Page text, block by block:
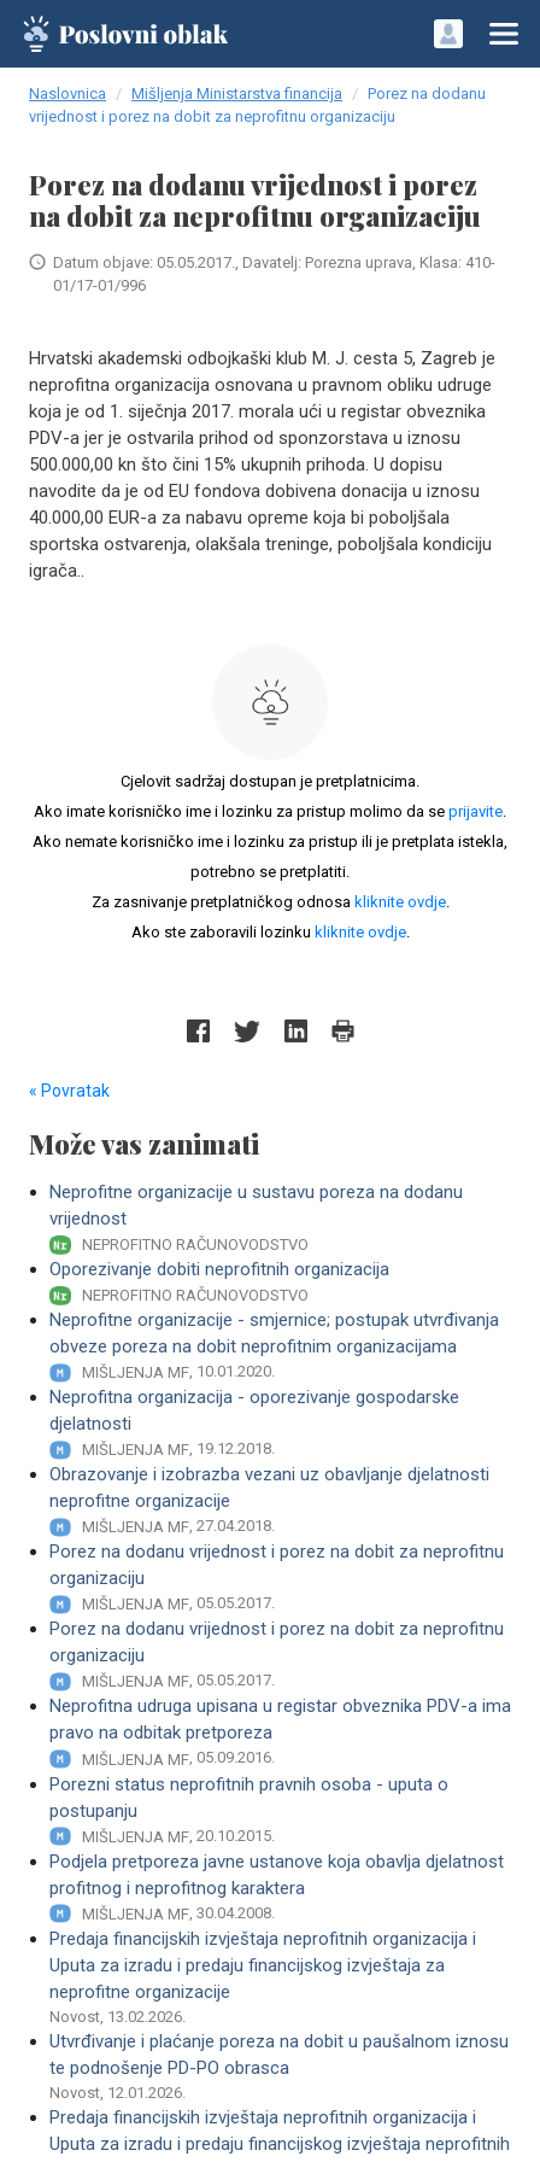
Naslovnica Mišljenja Ministarstva financija
Porez na dodanu
vrijednost i porez na dobit za neprofitnu organizaciju
Porez na dodanu vrijednost i porez
na dobit za neprofitnu organizaciju
Datum objave: 05.05.2017., Davatelj: Porezna uprava, Klasa: 410-
01/17-01/996
Hrvatski akademski odbojkaški klub M. J. cesta 5, Zagreb je
neprofitna organizacija osnovana u pravnom obliku udruge
koja je od 1. siječnja 2017. morala ući u registar obveznika
PDV-a jer je ostvarila prihod od sponzorstava u iznosu
500.000,00 kn što čini 15% ukupnih prihoda. U dopisu
navodite da je od EU fondova dobivena donacija u iznosu
40.000,00 EUR-a za nabavu opreme koja bi poboljšala
sportska ostvarenja, olakšala treninge, poboljšala kondiciju
igrača..
Cjelovit sadržaj dostupan je pretplatnicima.
Ako imate korisničko ime i lozinku za pristup molimo da se prijavite.
Ako nemate korisničko ime i lozinku za pristup ili je pretplata istekla,
potrebno se pretplatiti.
Za zasnivanje pretplatničkog odnosa kliknite ovdje.
Ako ste zaboravili lozinku kliknite ovdje.
« Povratak
Može vas zanimati
Neprofitne organizacije u sustavu poreza na dodanu
vrijednost
NEPROFITNO RAČUNOVODSTVO
Oporezivanje dobiti neprofitnih organizacija
NEPROFITNO RAČUNOVODSTVO
Neprofitne organizacije - smjernice; postupak utvrđivanja
obveze poreza na dobit neprofitnim organizacijama
MIŠLJENJA MF, 10.01.2020.
Neprofitna organizacija - oporezivanje gospodarske
djelatnosti
MIŠLJENJA MF, 19.12.2018.
Obrazovanje i izobrazba vezani uz obavljanje djelatnosti
neprofitne organizacije
MIŠLJENJA MF, 27.04.2018.
Porez na dodanu vrijednost i porez na dobit za neprofitnu
organizaciju
MIŠLJENJA MF, 05.05.2017.
Porez na dodanu vrijednost i porez na dobit za neprofitnu
organizaciju
MIŠLJENJA MF, 05.05.2017.
Neprofitna udruga upisana u registar obveznika PDV-a ima
pravo na odbitak pretporeza
MIŠLJENJA MF, 05.09.2016.
Porezni status neprofitnih pravnih osoba - uputa o
postupanju
MIŠLJENJA MF , 20.10.2015.
Podjela pretporeza javne ustanove koja obavlja djelatnost
profitnog i neprofitnog karaktera
MIŠLJENJA MF , 30.04.2008.
Predaja financijskih izvještaja neprofitnih organizacija i
Uputa za izradu i predaju financijskog izvještaja za
neprofitne organizacije
Novost, 13.02.2026.
Utvrđivanje i plaćanje poreza na dobit u paušalnom iznosu
te podnošenje PD-PO obrasca
Novost, 12.01.2026.
Predaja financijskih izvještaja neprofitnih organizacija i
Uputa za izradu i predaju financijskog izvještaja neprofitnih